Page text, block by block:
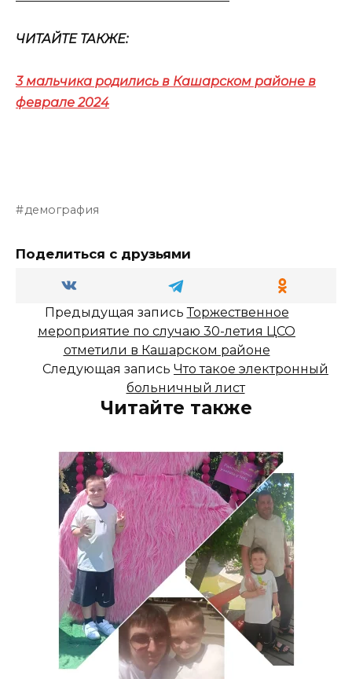
ЧИТАЙТЕ ТАКЖЕ:
3 мальчика родились в Кашарском районе в
феврале 2024
демография
Поделиться с друзьями
Предыдущая записьТоржественное
мероприятие по случаю 30-летия ЦСО
отметили в Кашарском районе
Следующая запись Что такое электронный
больничный лист
Читайте также